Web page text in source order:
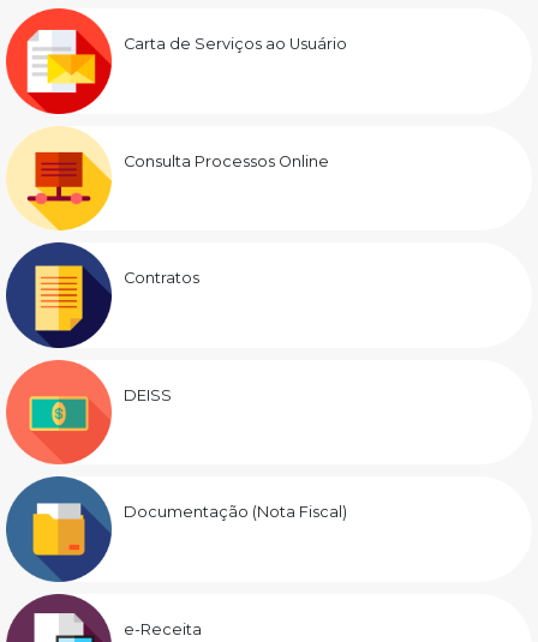
Carta de Serviços ao Usuário
Consulta Processos Online
Contratos
DEISS
Documentação (Nota Fiscal)
e-Receita